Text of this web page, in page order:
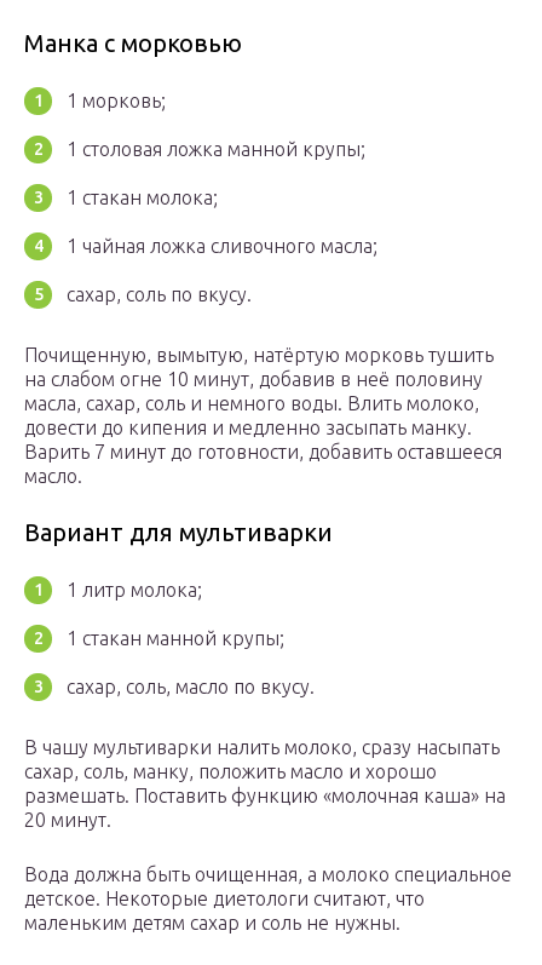
Манка с морковью
1 морковь;
1 столовая ложка манной крупы;
1 стакан молока;
1 чайная ложка сливочного масла;
сахар, соль по вкусу.
Почищенную, вымытую, натёртую морковь тушить
на слабом огне 10 минут, добавив в неё половину
масла, сахар, соль и немного воды. Влить молоко,
довести до кипения и медленно засыпать манку.
Варить 7 минут до готовности, добавить оставшееся
масло.
Вариант для мультиварки
1 литр молока;
1 стакан манной крупы;
сахар, соль, масло по вкусу.
В чашу мультиварки налить молоко, сразу насыпать
сахар, соль, манку, положить масло и хорошо
размешать. Поставить функцию «молочная каша» на
20 минут.
Вода должна быть очищенная, а молоко специальное
детское. Некоторые диетологи считают, что
маленьким детям сахар и соль не нужны.